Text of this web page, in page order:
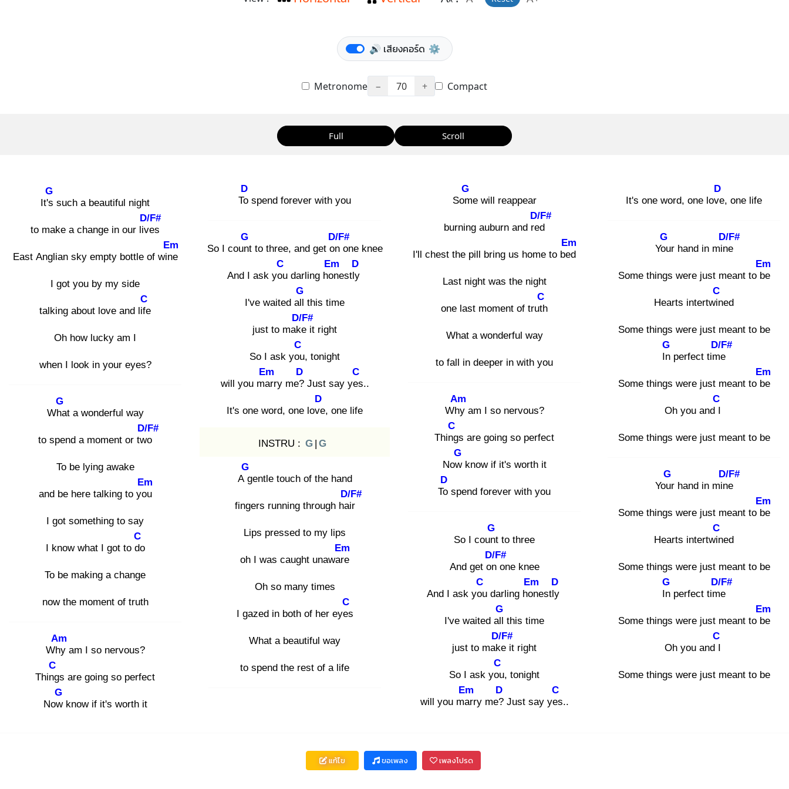
🔊 เสียงคอร์ด ⚙️
Metronome − 70 + Compact
Full Scroll
It's
G
such a beautiful night
to make a change in our live
D/F#
s
East Anglian sky empty bottle of wine
Em
I got you by my side
talking about love and life
C
Oh how lucky am I
when I look in your eyes?
Wha
G
t a wonderful way
to spend a moment or two
D/F#
To be lying awake
and be here talking to you
Em
I got something to say
I know what I got to do
C
To be making a change
now the moment of truth
Why
Am
am I so nervous?
Thing
C
s are going so perfect
Now
G
know if it's worth it
To
D
spend forever with you
So I count
G
to three, and get on
D/F#
one knee
And I ask you
C
darling hon
Em
estly
D
I've waited all
G
this time
just to make
D/F#
it right
So I ask you
C
, tonight
will you mar
Em
ry me?
D
Just say yes
C
..
It's one word, one love
D
, one life
INSTRU : G | G
A g
G
entle touch of the hand
fingers running through hair
D/F#
Lips pressed to my lips
oh I was caught unaware
Em
Oh so many times
I gazed in both of her eyes
C
What a beautiful way
to spend the rest of a life
Som
G
e will reappear
burning auburn and red
D/F#
I'll chest the pill bring us home to bed
Em
Last night was the night
one last moment of truth
C
What a wonderful way
to fall in deeper in with you
Why
Am
am I so nervous?
Thing
C
s are going so perfect
Now
G
know if it's worth it
To
D
spend forever with you
So I count
G
to three
And get on
D/F#
one knee
And I ask you
C
darling hon
Em
estly
D
I've waited all
G
this time
just to make
D/F#
it right
So I ask you
C
, tonight
will you mar
Em
ry me?
D
Just say yes
C
..
It's one word, one love
D
, one life
You
G
r hand in mine
D/F#
Some things were just meant to be
Em
Hearts intertwin
C
ed
Some things were just meant to be
In
G
perfect time
D/F#
Some things were just meant to be
Em
Oh you and I
C
Some things were just meant to be
Your
G
hand in mine
D/F#
Some things were just meant to be
Em
Hearts intertwin
C
ed
Some things were just meant to be
In
G
perfect time
D/F#
Some things were just meant to be
Em
Oh you and I
C
Some things were just meant to be
แก้ไข ขอเพลง เพลงโปรด